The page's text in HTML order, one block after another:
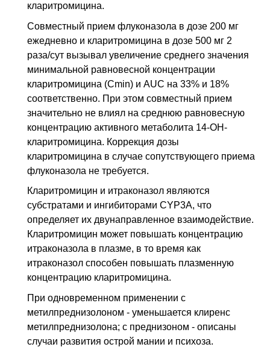
кларитромицина.
Совместный прием флуконазола в дозе 200 мг
ежедневно и кларитромицина в дозе 500 мг 2
раза/сут вызывал увеличение среднего значения
минимальной равновесной концентрации
кларитромицина (Cmin) и AUC на 33% и 18%
соответственно. При этом совместный прием
значительно не влиял на среднюю равновесную
концентрацию активного метаболита 14-ОН-
кларитромицина. Коррекция дозы
кларитромицина в случае сопутствующего приема
флуконазола не требуется.
Кларитромицин и итраконазол являются
субстратами и ингибиторами CYP3A, что
определяет их двунаправленное взаимодействие.
Кларитромицин может повышать концентрацию
итраконазола в плазме, в то время как
итраконазол способен повышать плазменную
концентрацию кларитромицина.
При одновременном применении с
метилпреднизолоном - уменьшается клиренс
метилпреднизолона; с преднизоном - описаны
случаи развития острой мании и психоза.